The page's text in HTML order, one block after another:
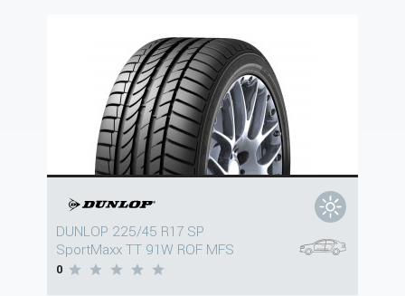
DUNLOP 225/45 R17 SP
SportMaxx TT 91W ROF MFS
0